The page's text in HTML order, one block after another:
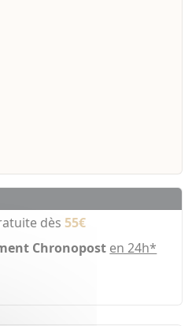
dès 55€
Chronopost en 24h*